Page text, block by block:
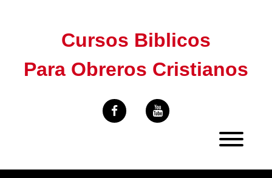
Cursos Biblicos
Para Obreros Cristianos